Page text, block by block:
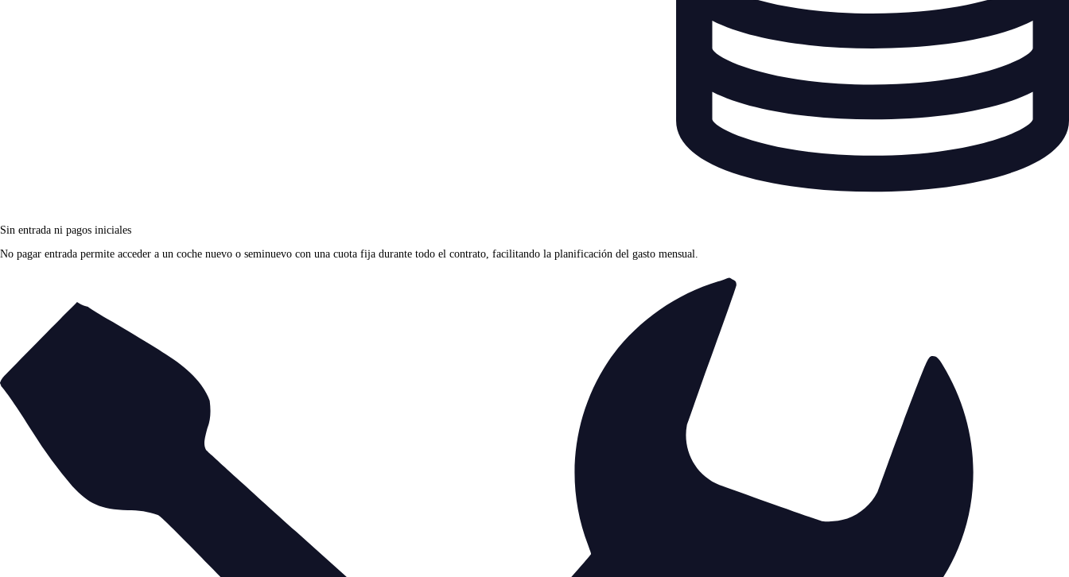
Sin entrada ni pagos iniciales
No pagar entrada permite acceder a un coche nuevo o seminuevo con una cuota fija durante todo el contrato, facilitando la planificación del gasto mensual.